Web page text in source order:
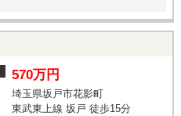
570万円
埼玉県坂戸市花影町
東武東上線 坂戸 徒歩15分